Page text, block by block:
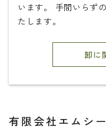
います。
手間いらず
たします。
卸に
有限会社エムシ